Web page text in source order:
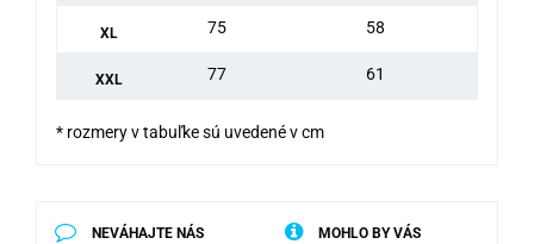
XL 75 58
XXL 77 61
* rozmery v tabuľke sú uvedené v cm
NEVÁHAJTE NÁS
MOHLO BY VÁS